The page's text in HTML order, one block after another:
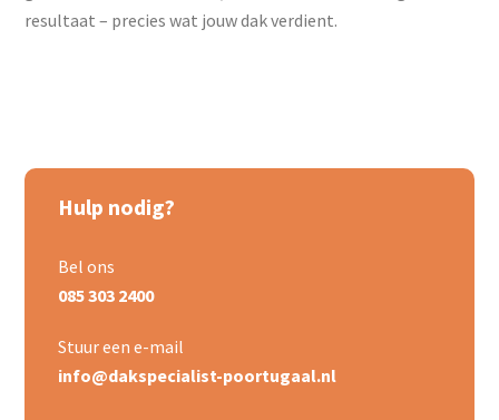
resultaat – precies wat jouw dak verdient.
Hulp nodig?
Bel ons
085 303 2400
Stuur een e-mail
info@dakspecialist-poortugaal.nl